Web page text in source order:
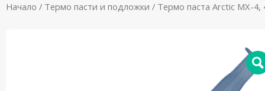
Начало / Термо пасти и подложки / Термо паста Arctic MX-4,